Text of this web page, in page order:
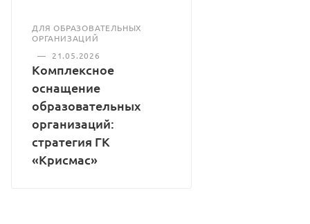
ДЛЯ ОБРАЗОВАТЕЛЬНЫХ
ОРГАНИЗАЦИЙ
—
21.05.2026
Комплексное
оснащение
образовательных
организаций:
стратегия ГК
«Крисмас»